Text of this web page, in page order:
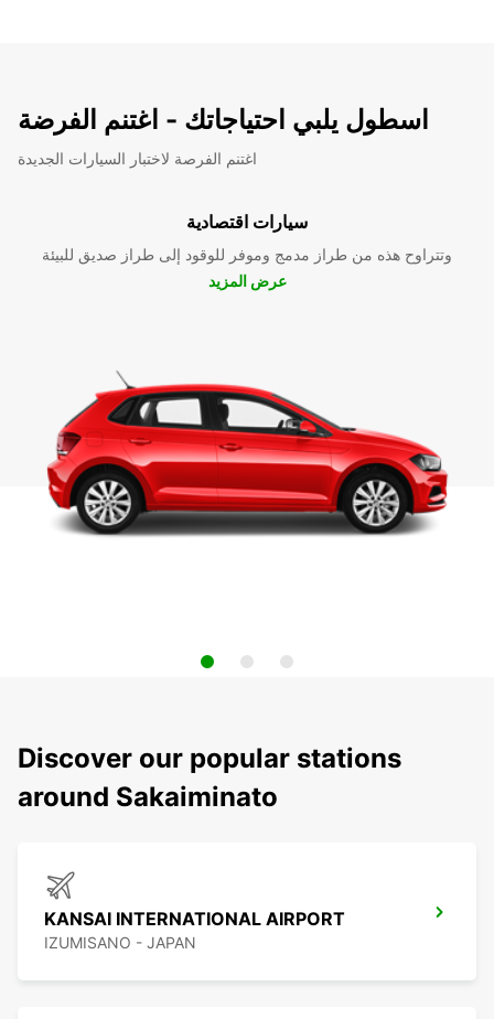
اسطول يلبي احتياجاتك - اغتنم الفرضة
اغتنم الفرصة لاختبار السيارات الجديدة
سيارات اقتصادية
وتتراوح هذه من طراز مدمج وموفر للوقود إلى طراز صديق للبيئة
عرض المزيد
Discover our popular stations
around Sakaiminato
KANSAI INTERNATIONAL AIRPORT
IZUMISANO - JAPAN